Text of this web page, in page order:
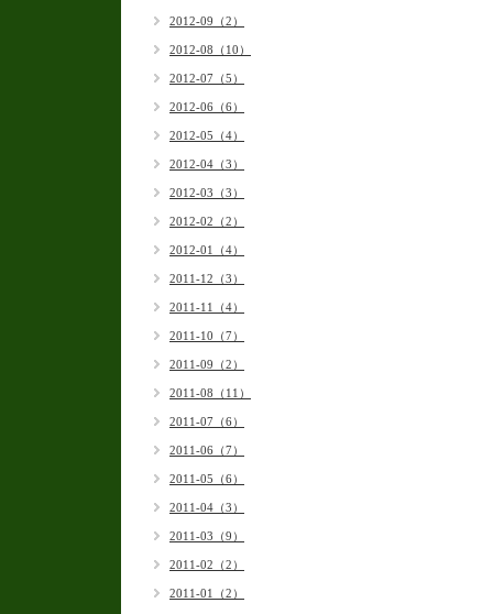
2012-09（2）
2012-08（10）
2012-07（5）
2012-06（6）
2012-05（4）
2012-04（3）
2012-03（3）
2012-02（2）
2012-01（4）
2011-12（3）
2011-11（4）
2011-10（7）
2011-09（2）
2011-08（11）
2011-07（6）
2011-06（7）
2011-05（6）
2011-04（3）
2011-03（9）
2011-02（2）
2011-01（2）